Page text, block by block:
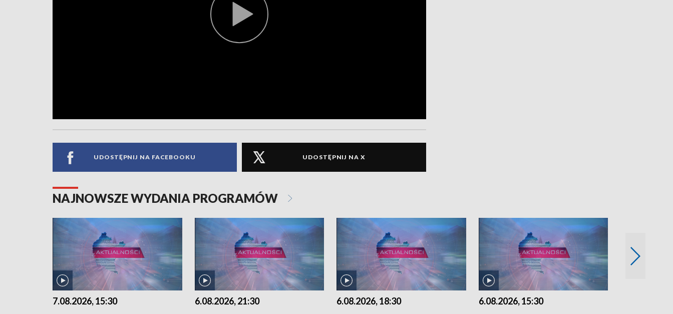
UDOSTĘPNIJ NA FACEBOOKU UDOSTĘPNIJ NA X
NAJNOWSZE WYDANIA PROGRAMÓW
7.08.2026, 15:30 6.08.2026, 21:30 6.08.2026, 18:30 6.08.2026, 15:30